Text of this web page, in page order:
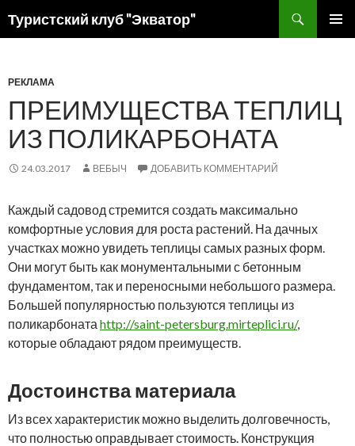
Туристский клуб "Экватор"
РЕКЛАМА
ПРЕИМУЩЕСТВА ТЕПЛИЦ
ИЗ ПОЛИКАРБОНАТА
24.03.2017 ВЕБЫЧ ДОБАВИТЬ КОММЕНТАРИЙ
Каждый садовод стремится создать максимально
комфортные условия для роста растений. На дачных
участках можно увидеть теплицы самых разных форм.
Они могут быть как монументальными с бетонным
фундаментом, так и переносными небольшого размера.
Большей популярностью пользуются теплицы из
поликарбоната http://saint-petersburg.mirteplici.ru/,
которые обладают рядом преимуществ.
Достоинства материала
Из всех характеристик можно выделить долговечность,
что полностью оправдывает стоимость. Конструкция